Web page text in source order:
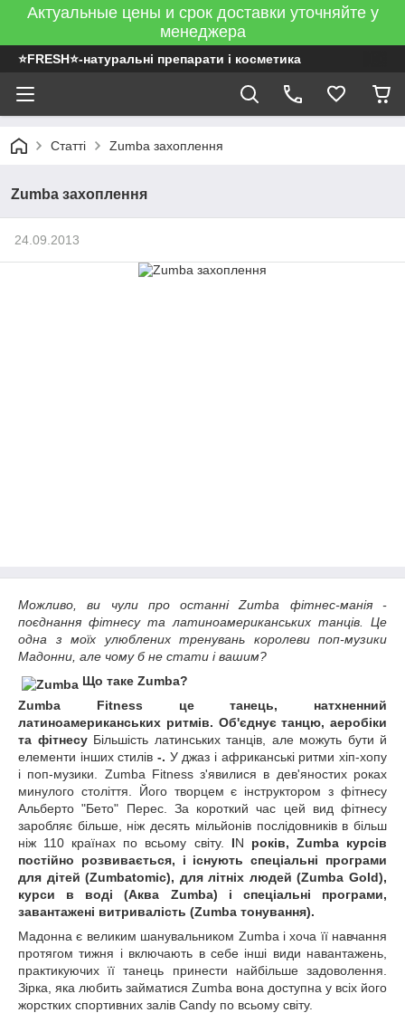
Актуальные цены и срок доставки уточняйте у
менеджера
⭐FRESH⭐-натуральні препарати і косметика
Статті Zumba захоплення
Zumba захоплення
24.09.2013
Можливо, ви чули про останні Zumba фітнес-манія -
поєднання фітнесу та латиноамериканських танців.
Це
одна з моїх улюблених тренувань королеви поп-музики
Мадонни, але чому б не стати і вашим?
Що таке Zumba?
Zumba Fitness це танець, натхненний
латиноамериканських ритмів. Об'єднує танцю, аеробіки
та фітнесуБільшість латинських танців, але можуть бути й
елементи інших стилів -. У джаз і африканські ритми хіп-хопу
і поп-музики. Zumba Fitness з'явилися в дев'яностих роках
минулого століття. Його творцем є інструктором з фітнесу
Альберто "Бето" Перес. За короткий час цей вид фітнесу
заробляє більше, ніж десять мільйонів послідовників в більш
ніж 110 країнах по всьому світу. IN років, Zumba курсів
постійно розвивається, і існують спеціальні програми
для дітей (Zumbatomic), для літніх людей (Zumba Gold),
курси в воді (Аква Zumba) і спеціальні програми,
завантажені витривалість (Zumba тонування).
Мадонна є великим шанувальником Zumba і хоча її навчання
протягом тижня і включають в себе інші види навантажень,
практикуючих її танець принести найбільше задоволення.
Зірка, яка любить займатися Zumba вона доступна у всіх його
жорстких спортивних залів Candy по всьому світу.